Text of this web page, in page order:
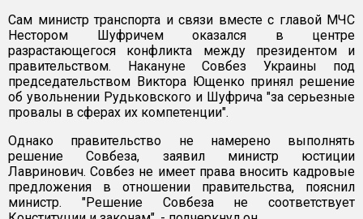
Сам министр транспорта и связи вместе с главой МЧС
Нестором Шуфричем оказался в центре
разрастающегося конфликта между президентом и
правительством. Накануне Совбез Украины под
председательством Виктора Ющенко принял решение
об увольнении Рудьковского и Шуфрича "за серьезные
провалы в сферах их компетенции".
Однако правительство не намерено выполнять
решение Совбеза, заявил министр юстиции
Лавринович. Совбез не имеет права вносить кадровые
предложения в отношении правительства, пояснил
министр. "Решение Совбеза не соответствует